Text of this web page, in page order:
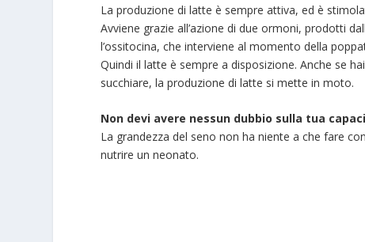
La produzione di latte è sempre attiva, ed è
Avviene grazie all’azione di due ormoni, prodotti
l’ossitocina, che interviene al momento della
Quindi il latte è sempre a disposizione. Anche se
succhiare, la produzione di latte si mette in moto.
Non devi avere nessun dubbio sulla tua
La grandezza del seno non ha niente a che fare
nutrire un neonato.